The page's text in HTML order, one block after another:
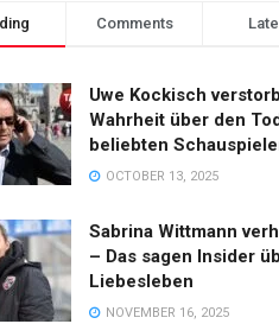
Comments
Uwe Kockisch
Wahrheit über den
beliebten
OCTOBER 13, 2025
Sabrina Wittmann
– Das sagen Insider
Liebesleben
NOVEMBER 16, 2025